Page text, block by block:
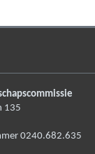
135
0240.682.635